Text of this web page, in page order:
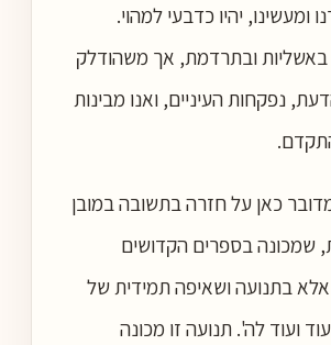
ומעשינו, יהיו כדבעי למהוי.
באשליות ובתרדמת, אך משהודלק
נפקחות העיניים, ואנו מבינות
כאן על חזרה בתשובה במובן
שמכונה בספרים הקדושים
בתנועה ושאיפה תמידית של
ועוד לה'. תנועה זו מכונה